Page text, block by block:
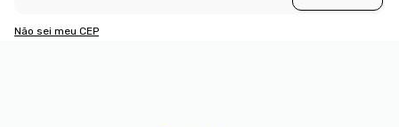
Não sei meu CEP